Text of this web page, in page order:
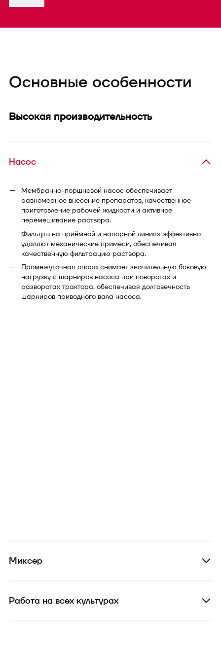
Основные особенности
Высокая производительность
Насос
Мембранно-поршневой насос обеспечивает
равномерное внесение препаратов, качественное
приготовление рабочей жидкости и активное
перемешивание раствора.
Фильтры на приёмной и напорной линиях эффективно
удаляют механические примеси, обеспечивая
качественную фильтрацию раствора.
Промежуточная опора снимает значительную боковую
нагрузку с шарниров насоса при поворотах и
разворотах трактора, обеспечивая долговечность
шарниров приводного вала насоса.
Миксер
Работа на всех культурах